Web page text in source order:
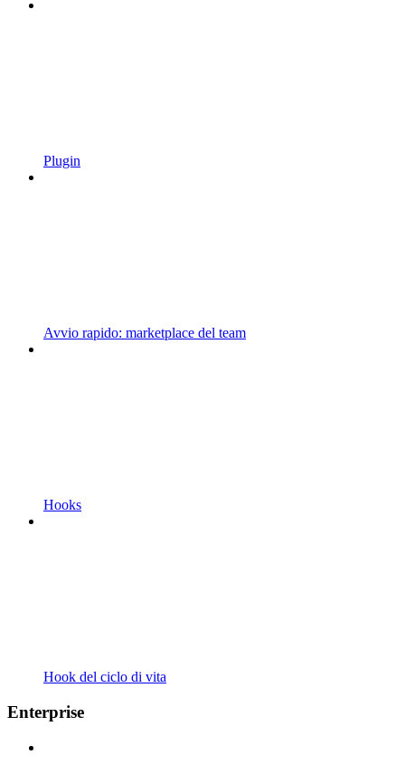
Plugin
Avvio rapido: marketplace del team
Hooks
Hook del ciclo di vita
Enterprise